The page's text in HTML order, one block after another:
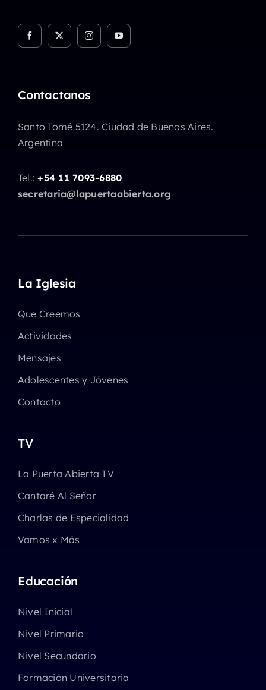
Contactanos
Santo Tomé 5124. Ciudad de Buenos Aires.
Argentina
Tel.:+54 11 7093-6880
secretaria@lapuertaabierta.org
La Iglesia
Que Creemos
Actividades
Mensajes
Adolescentes y Jóvenes
Contacto
TV
La Puerta Abierta TV
Cantaré Al Señor
Charlas de Especialidad
Vamos x Más
Educación
Nivel Inicial
Nivel Primario
Nivel Secundario
Formación Universitaria